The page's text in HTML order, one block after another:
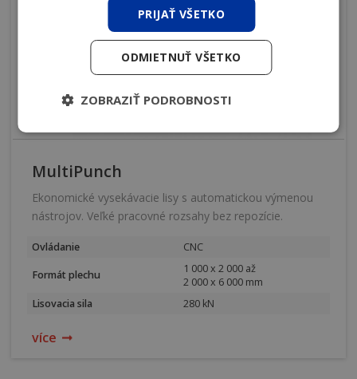
MultiPunch
Ekonomické vysekávacie lisy s automatickou výmenou
nástrojov. Veľké pracovné rozsahy bez repozície.
Ovládanie CNC
Formát plechu
1 000 x 2 000 až
2 000 x 6 000 mm
Lisovacia sila
280 kN
více
PRIJAŤ VŠETKO
ODMIETNUŤ VŠETKO
ZOBRAZIŤ PODROBNOSTI